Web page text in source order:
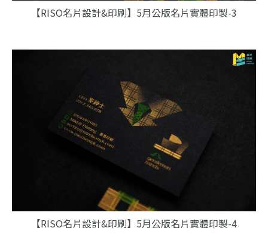
【RISO名片設計&印刷】5月公版名片實體印製-3
【RISO名片設計&印刷】5月公版名片實體印製-4